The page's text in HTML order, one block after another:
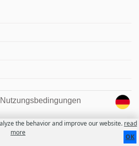
Nutzungsbedingungen
the behavior and improve our website. read
more
OK